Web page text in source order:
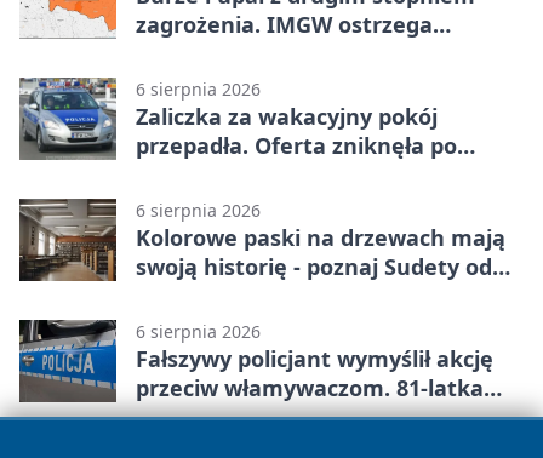
zagrożenia. IMGW ostrzega
6 sierpnia 2026
Zaliczka za wakacyjny pokój
przepadła. Oferta zniknęła po
6 sierpnia 2026
Kolorowe paski na drzewach mają
swoją historię - poznaj Sudety od
6 sierpnia 2026
Fałszywy policjant wymyślił akcję
przeciw włamywaczom. 81-latka
straciła 40 tysięcy złotych